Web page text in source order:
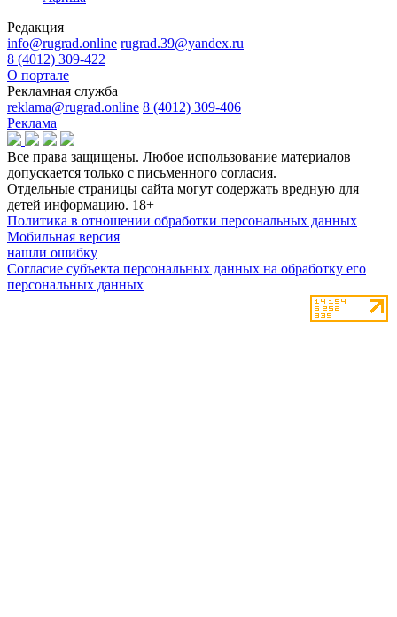
Редакция
info@rugrad.online rugrad.39@yandex.ru
8 (4012) 309-422
О портале
Рекламная служба
reklama@rugrad.online 8 (4012) 309-406
Реклама
Все права защищены. Любое использование материалов
допускается только с письменного согласия.
Отдельные страницы сайта могут содержать вредную для
детей информацию. 18+
Политика в отношении обработки персональных данных
Мобильная версия
нашли ошибку
Согласие субъекта персональных данных на обработку его
персональных данных